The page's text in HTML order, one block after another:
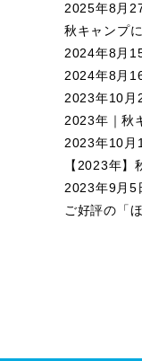
2025年8月
秋キャンプ
2024年8月
2024年8月
2023年10月
2023年｜秋
2023年10月
【2023年
2023年9月5
ご好評の「